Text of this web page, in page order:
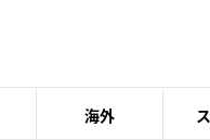
海外